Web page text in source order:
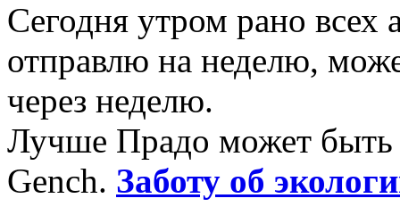
Сегодня утром рано всех
отправлю на неделю,
через неделю.
Лучше Прадо может
Gench. Заботу об